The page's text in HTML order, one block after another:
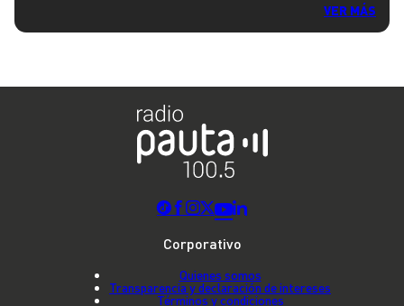
VER MÁS
Corporativo
Quienes somos
Transparencia y declaración de intereses
Términos y condiciones